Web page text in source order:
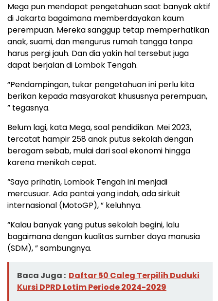
Mega pun mendapat pengetahuan saat banyak aktif
di Jakarta bagaimana memberdayakan kaum
perempuan. Mereka sanggup tetap memperhatikan
anak, suami, dan mengurus rumah tangga tanpa
harus pergi jauh. Dan dia yakin hal tersebut juga
dapat berjalan di Lombok Tengah.
“Pendampingan, tukar pengetahuan ini perlu kita
berikan kepada masyarakat khususnya perempuan,
” tegasnya.
Belum lagi, kata Mega, soal pendidikan. Mei 2023,
tercatat hampir 258 anak putus sekolah dengan
beragam sebab, mulai dari soal ekonomi hingga
karena menikah cepat.
“Saya prihatin, Lombok Tengah ini menjadi
mercusuar. Ada pantai yang indah, ada sirkuit
internasional (MotoGP), ” keluhnya.
“Kalau banyak yang putus sekolah begini, lalu
bagaimana dengan kualitas sumber daya manusia
(SDM), ” sambungnya.
Baca Juga : Daftar 50 Caleg Terpilih Duduki
Kursi DPRD Lotim Periode 2024-2029